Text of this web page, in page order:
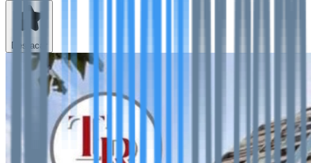
Destacar